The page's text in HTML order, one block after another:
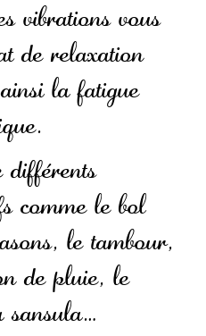
vibrations vous
de relaxation
la fatigue
comme le bol
le tambour,
de pluie, le
sansula…